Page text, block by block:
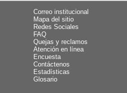
Correo institucional
Mapa del sitio
Redes Sociales
FAQ
Quejas y reclamos
Atención en línea
Encuesta
Contáctenos
Estadísticas
Glosario